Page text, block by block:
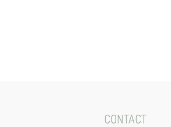
CONTACT